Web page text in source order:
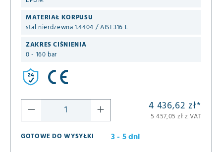
MATERIAŁ KORPUSU
stal nierdzewna 1.4404 / AISI 316 L
ZAKRES CIŚNIENIA
0 - 160 bar
4 436,62 zł*
5 457,05 zł z VAT
GOTOWE DO WYSYŁKI
3 - 5 dni